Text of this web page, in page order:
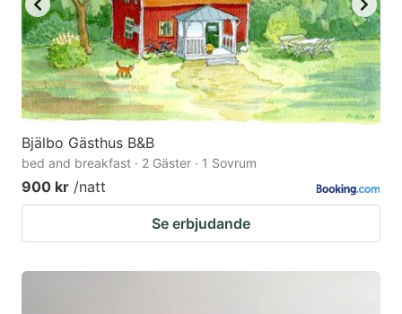
Bjälbo Gästhus B&B
bed and breakfast · 2 Gäster · 1 Sovrum
900 kr /natt
Se erbjudande